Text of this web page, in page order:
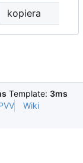
kopiera
Template: 3ms
Wiki